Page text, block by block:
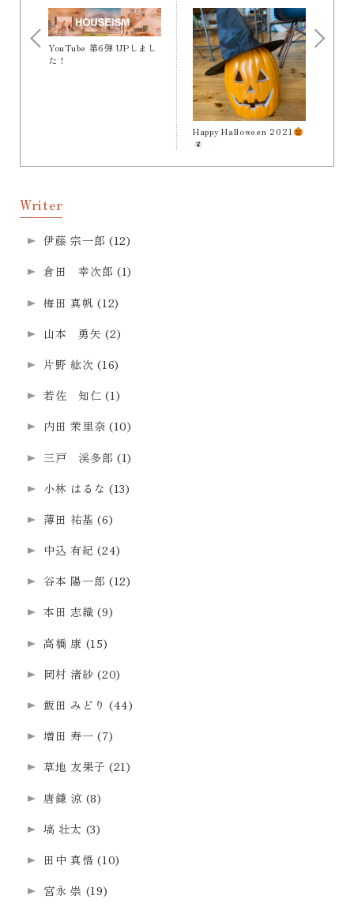
YouTube 第6弾 UPしまし
た！
Happy Halloween 2021
Writer
伊藤 宗一郎 (12)
倉田 幸次郎 (1)
梅田 真帆 (12)
山本 勇矢 (2)
片野 紘次 (16)
若佐 知仁 (1)
内田 茉里奈 (10)
三戸 渓多郎 (1)
小林 はるな (13)
薄田 祐基 (6)
中込 有紀 (24)
谷本 陽一郎 (12)
本田 志織 (9)
高橋 康 (15)
岡村 渚紗 (20)
飯田 みどり (44)
増田 寿一 (7)
草地 友果子 (21)
唐鎌 涼 (8)
塙 壮太 (3)
田中 真悟 (10)
宮永 崇 (19)